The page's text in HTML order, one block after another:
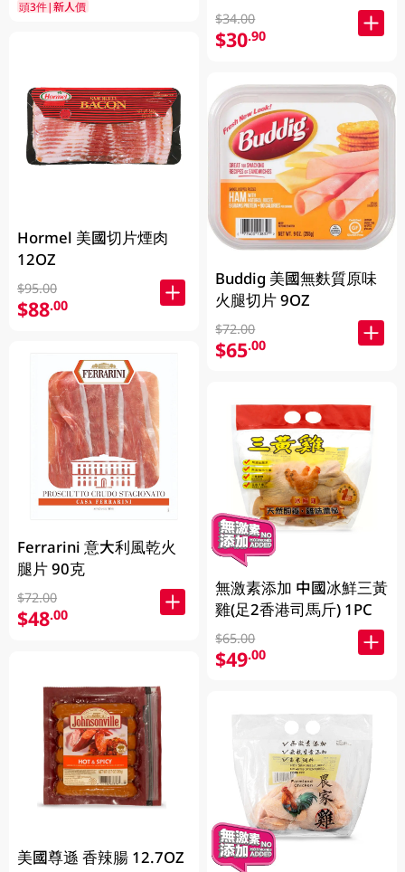
頭3件|新人價
Hormel 美國切片煙肉
12OZ
$95.00
$88.00
Ferrarini 意大利風乾火
腿片 90克
$72.00
$48.00
美國尊遜 香辣腸 12.7OZ
$34.00
$30.90
Buddig 美國無麩質原味
火腿切片 9OZ
$72.00
$65.00
無激素添加 中國冰鮮三黃
雞(足2香港司馬斤) 1PC
$65.00
$49.00